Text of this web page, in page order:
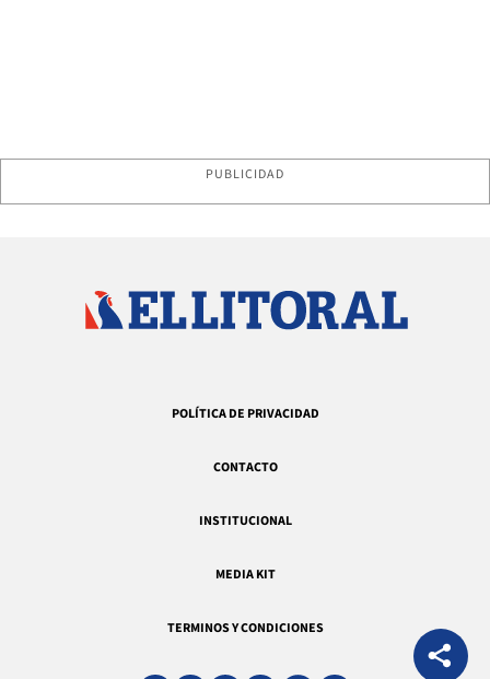
PUBLICIDAD
POLÍTICA DE PRIVACIDAD
CONTACTO
INSTITUCIONAL
MEDIA KIT
TERMINOS Y CONDICIONES